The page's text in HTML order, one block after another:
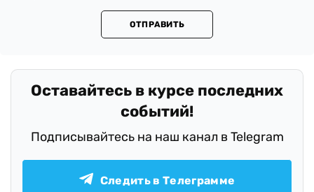
ОТПРАВИТЬ
Оставайтесь в курсе последних
событий!
Подписывайтесь на наш канал в Telegram